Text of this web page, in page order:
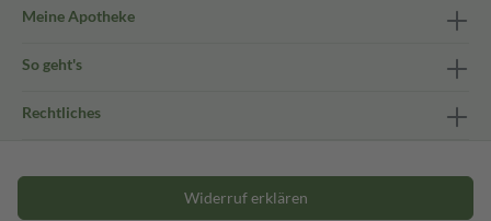
Meine Apotheke
So geht's
Rechtliches
Widerruf erklären